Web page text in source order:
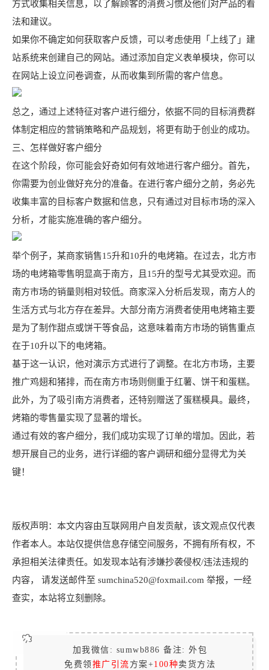
方式收集相关信息，以了解顾客的消费习惯及他们对产品的看
法和建议。
如果你不确定如何获取客户反馈，可以考虑使用「上线了」建
站系统来创建自己的网站。通过添加自定义表单模块，你可以
在网站上设立问卷调查，从而收集到所需的客户信息。
总之，通过上述特征对客户进行细分，依据不同的目标消费群
体制定相应的营销策略和产品规划，将更有助于创业的成功。
三、怎样做好客户细分
在这个阶段，你可能会好奇如何有效地进行客户细分。首先，
你需要为创业做好充分的准备。在进行客户细分之前，务必先
收集丰富的目标客户数据和信息，只有通过对目标市场的深入
分析，才能实施准确的客户细分。
举个例子，某商家销售15升和10升的电烤箱。在过去，北方市
场的电烤箱零售明显高于南方，且15升的型号尤其受欢迎。而
南方市场的销量则相对较低。商家深入分析后发现，南方人的
生活方式与北方存在差异。大部分南方消费者使用电烤箱主要
是为了制作甜点或饼干等食品，这意味着南方市场的销售重点
在于10升以下的电烤箱。
基于这一认识，他对演示方式进行了调整。在北方市场，主要
推广鸡翅和猪排，而在南方市场则侧重于红薯、饼干和蛋糕。
此外，为了吸引南方消费者，还特别赠送了蛋糕模具。最终，
烤箱的零售量实现了显著的增长。
通过有效的客户细分，我们成功实现了订单的增加。因此，若
想开展自己的业务，进行详细的客户调研和细分显得尤为关
键！
版权声明：本文内容由互联网用户自发贡献，该文观点仅代表
作者本人。本站仅提供信息存储空间服务，不拥有所有权，不
承担相关法律责任。如发现本站有涉嫌抄袭侵权/违法违规的
内容， 请发送邮件至 sumchina520@foxmail.com 举报，一经
查实，本站将立刻删除。
加我微信: sumwb886 备注: 外包
免费领 推广引流 方案+100种卖货方法